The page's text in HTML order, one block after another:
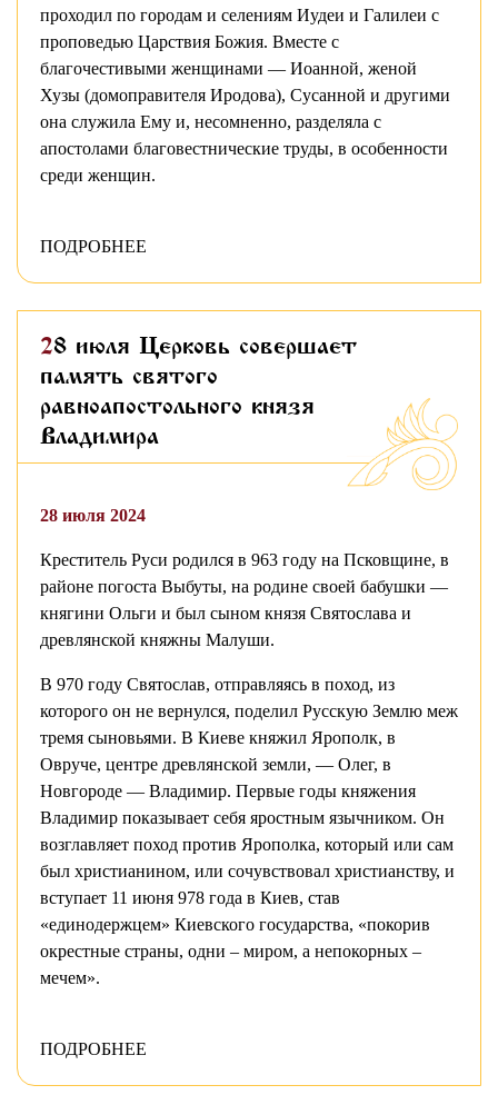
проходил по городам и селениям Иудеи и Галилеи с
проповедью Царствия Божия. Вместе с
благочестивыми женщинами — Иоанной, женой
Хузы (домоправителя Иродова), Сусанной и другими
она служила Ему и, несомненно, разделяла с
апостолами благовестнические труды, в особенности
среди женщин.
ПОДРОБНЕЕ
28 июля Церковь совершает
память святого
равноапостольного князя
Владимира
28 июля 2024
Креститель Руси родился в 963 году на Псковщине, в
районе погоста Выбуты, на родине своей бабушки —
княгини Ольги и был сыном князя Святослава и
древлянской княжны Малуши.
В 970 году Святослав, отправляясь в поход, из
которого он не вернулся, поделил Русскую Землю меж
тремя сыновьями. В Киеве княжил Ярополк, в
Овруче, центре древлянской земли, — Олег, в
Новгороде — Владимир. Первые годы княжения
Владимир показывает себя яростным язычником. Он
возглавляет поход против Ярополка, который или сам
был христианином, или сочувствовал христианству, и
вступает 11 июня 978 года в Киев, став
«единодержцем» Киевского государства, «покорив
окрестные страны, одни – миром, а непокорных –
мечем».
ПОДРОБНЕЕ